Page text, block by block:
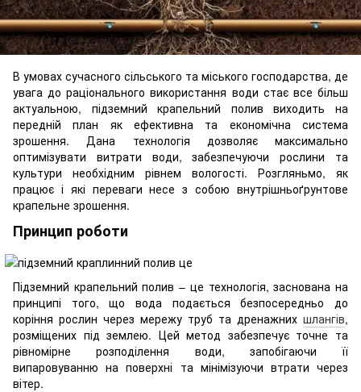
В умовах сучасного сільського та міського господарства, де
увага до раціонального використання води стає все більш
актуальною, підземний крапельний полив виходить на
передній план як ефективна та економічна система
зрошення. Дана технологія дозволяє максимально
оптимізувати витрати води, забезпечуючи рослини та
культури необхідним рівнем вологості. Розгляньмо, як
працює і які переваги несе з собою внутрішньоґрунтове
крапельне зрошення.
Принцип роботи
Підземний крапельний полив – це технологія, заснована на
принципі того, що вода подається безпосередньо до
коріння рослин через мережу труб та дренажних шлангів,
розміщених під землею. Цей метод забезпечує точне та
рівномірне розподілення води, запобігаючи її
випаровуванню на поверхні та мінімізуючи втрати через
вітер.